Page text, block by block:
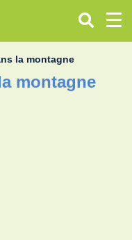
la montagne
montagne